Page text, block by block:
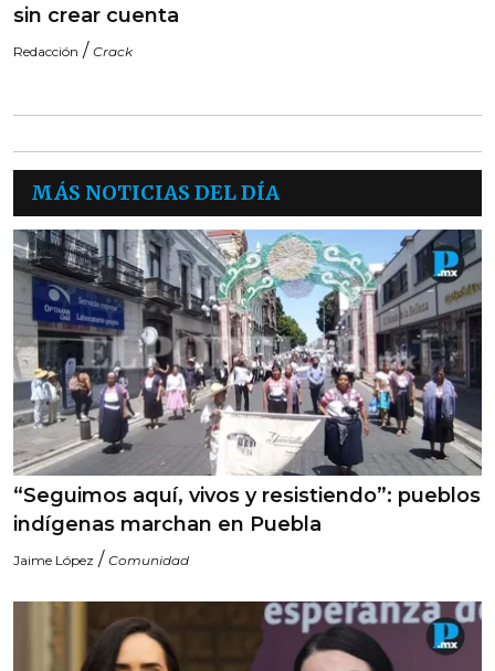
sin crear cuenta
Redacción / Crack
MÁS NOTICIAS DEL DÍA
“Seguimos aquí, vivos y resistiendo”: pueblos
indígenas marchan en Puebla
Jaime López / Comunidad